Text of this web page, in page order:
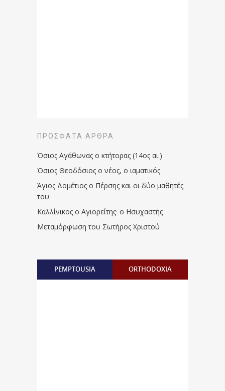
ΠΡΌΣΦΑΤΑ ΆΡΘΡΑ
Όσιος Αγάθωνας ο κτήτορας (14ος αι.)
Όσιος Θεοδόσιος ο νέος, ο ιαματικός
Άγιος Δομέτιος ο Πέρσης και οι δύο μαθητές
του
Καλλίνικος ο Αγιορείτης · ο Ησυχαστής
Μεταμόρφωση του Σωτήρος Χριστού
PEMPTOUSIA ORTHODOXIA